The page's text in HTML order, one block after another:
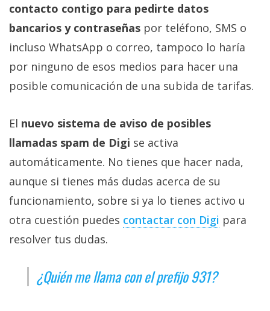
contacto contigo para pedirte datos
bancarios y contraseñas por teléfono, SMS o
incluso WhatsApp o correo, tampoco lo haría
por ninguno de esos medios para hacer una
posible comunicación de una subida de tarifas.
El nuevo sistema de aviso de posibles
llamadas spam de Digi se activa
automáticamente. No tienes que hacer nada,
aunque si tienes más dudas acerca de su
funcionamiento, sobre si ya lo tienes activo u
otra cuestión puedes contactar con Digi‎ para
resolver tus dudas.
¿Quién me llama con el prefijo 931?